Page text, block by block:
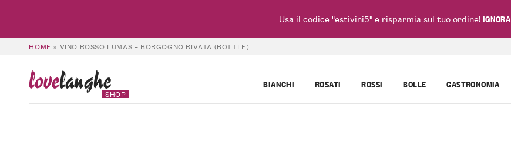
HOME » VINO ROSSO LUMAS – BORGOGNO RIVATA (BOTTLE)
lovelanghe
SHOP
BIANCHI ROSATI ROSSI BOLLE GASTRONOMIA
Usa il codice "estivini5" e risparmia sul tuo ordine!IGNORA